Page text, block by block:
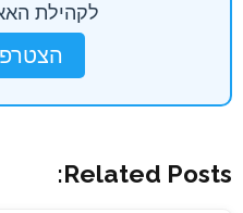
לקהילת
Related Posts: